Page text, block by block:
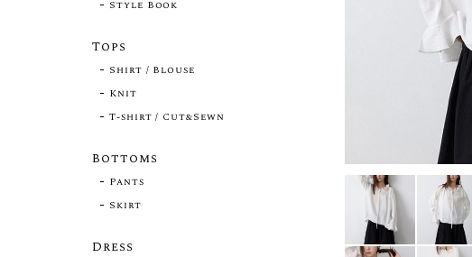
Style Book
Tops
Shirt / Blouse
Knit
T-shirt / Cut&Sewn
Bottoms
Pants
Skirt
Dress